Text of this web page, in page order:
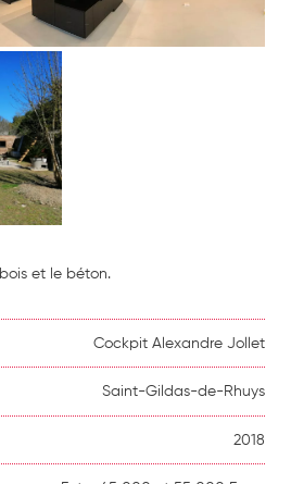
et le béton.
Cockpit Alexandre Jollet
Saint-Gildas-de-Rhuys
2018